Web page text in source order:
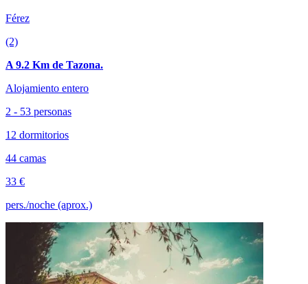
Férez
(2)
A 9.2 Km de Tazona.
Alojamiento entero
2 - 53 personas
12 dormitorios
44 camas
33 €
pers./noche (aprox.)